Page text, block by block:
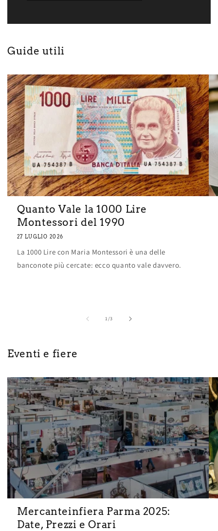
Guide utili
Quanto Vale la 1000 Lire
Montessori del 1990
27 LUGLIO 2026
La 1000 Lire con Maria Montessori è una delle
banconote più cercate: ecco quanto vale davvero.
1/su
3
Eventi e fiere
Mercanteinfiera Parma 2025:
Date, Prezzi e Orari